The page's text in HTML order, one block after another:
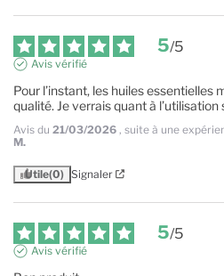
5/5
Avis vérifié
Pour l’instant, les huiles essentielles
qualité. Je verrais quant à l’utilisation
Avis du 21/03/2026 , suite à une
M.
Utile(0) Signaler
5/5
Avis vérifié